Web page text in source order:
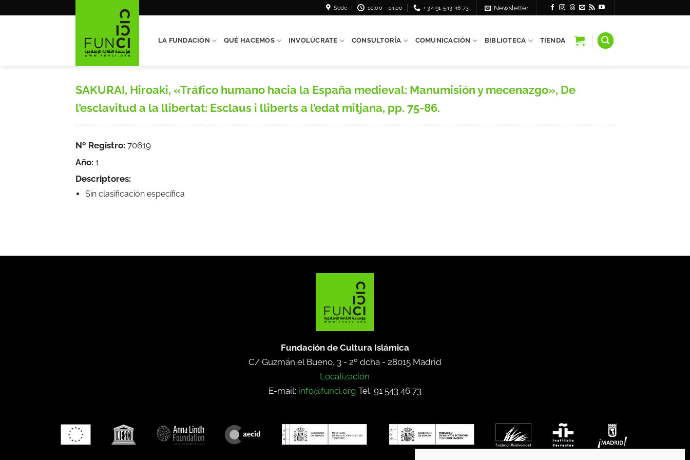
Sede 10:00 - 14:00 + 34 91 543 46 73 Newsletter
LA FUNDACIÓN QUÉ HACEMOS INVOLÚCRATE CONSULTORÍA COMUNICACIÓN BIBLIOTECA TIENDA
SAKURAI, Hiroaki, «Tráfico humano hacia la España medieval: Manumisión y mecenazgo», De
l’esclavitud a la llibertat: Esclaus i lliberts a l’edat mitjana, pp. 75-86.
Nº Registro: 70619
Año: 1
Descriptores:
Sin clasificación específica
Fundación de Cultura Islámica
C/ Guzmán el Bueno, 3 - 2º dcha - 28015 Madrid
Localización
E-mail: info@funci.org Tel: 91 543 46 73